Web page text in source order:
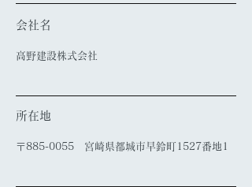
会社名
高野建設株式会社
所在地
〒885-0055 宮崎県都城市早鈴町1527番地1